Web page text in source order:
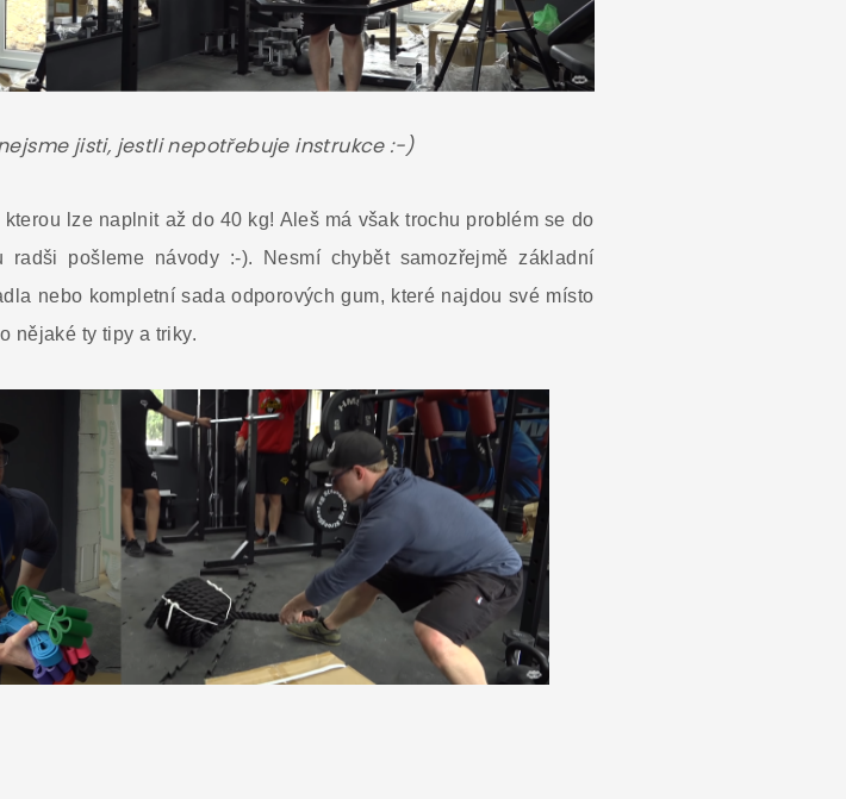
jisti, jestli nepotřebuje instrukce :-)
lze naplnit až do 40 kg! Aleš má však trochu problém se do
pošleme návody :-). Nesmí chybět samozřejmě základní
nebo kompletní sada odporových gum, které najdou své místo
nějaké ty tipy a triky.